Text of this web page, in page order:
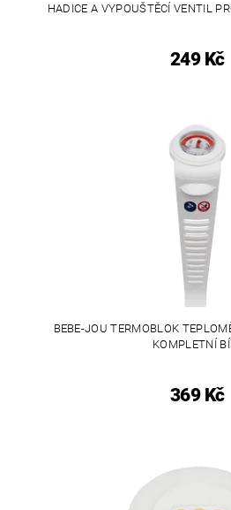
HADICE A VYPOUŠTĚCÍ VENTIL
249 Kč
BEBE-JOU TERMOBLOK
KOMPLETNÍ
369 Kč